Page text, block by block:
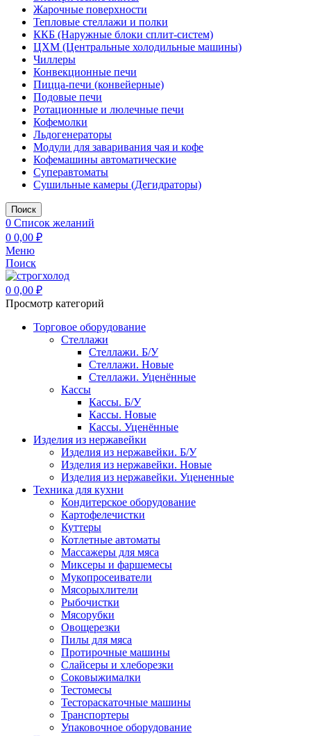
Жарочные поверхности
Тепловые стеллажи и полки
ККБ (Наружные блоки сплит-систем)
ЦХМ (Центральные холодильные машины)
Чиллеры
Конвекционные печи
Пицца-печи (конвейерные)
Подовые печи
Ротационные и люлечные печи
Кофемолки
Льдогенераторы
Модули для заваривания чая и кофе
Кофемашины автоматические
Суперавтоматы
Сушильные камеры (Дегидраторы)
Поиск
0 Список желаний
0 0,00 ₽
Меню
Поиск
0 0,00 ₽
Просмотр категорий
Торговое оборудование
Стеллажи
Стеллажи. Б/У
Стеллажи. Новые
Стеллажи. Уценённые
Кассы
Кассы. Б/У
Кассы. Новые
Кассы. Уценённые
Изделия из нержавейки
Изделия из нержавейки. Б/У
Изделия из нержавейки. Новые
Изделия из нержавейки. Уцененные
Техника для кухни
Кондитерское оборудование
Картофелечистки
Куттеры
Котлетные автоматы
Массажеры для мяса
Миксеры и фаршемесы
Мукопросеиватели
Мясорыхлители
Рыбочистки
Мясорубки
Овощерезки
Пилы для мяса
Протирочные машины
Слайсеры и хлеборезки
Соковыжималки
Тестомесы
Тестораскаточные машины
Транспортеры
Упаковочное оборудование